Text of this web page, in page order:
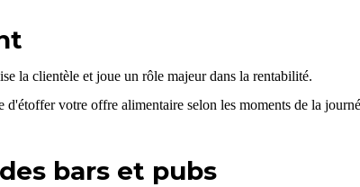
la clientèle et joue un rôle majeur dans la rentabilité.
votre offre alimentaire selon les moments de la
bars et pubs